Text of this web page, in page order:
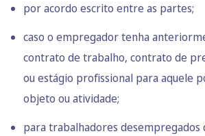
por acordo escrito entre as partes;
caso o empregador tenha
contrato de trabalho, contrato de
ou estágio profissional para aquele
objeto ou atividade;
para trabalhadores desempregados